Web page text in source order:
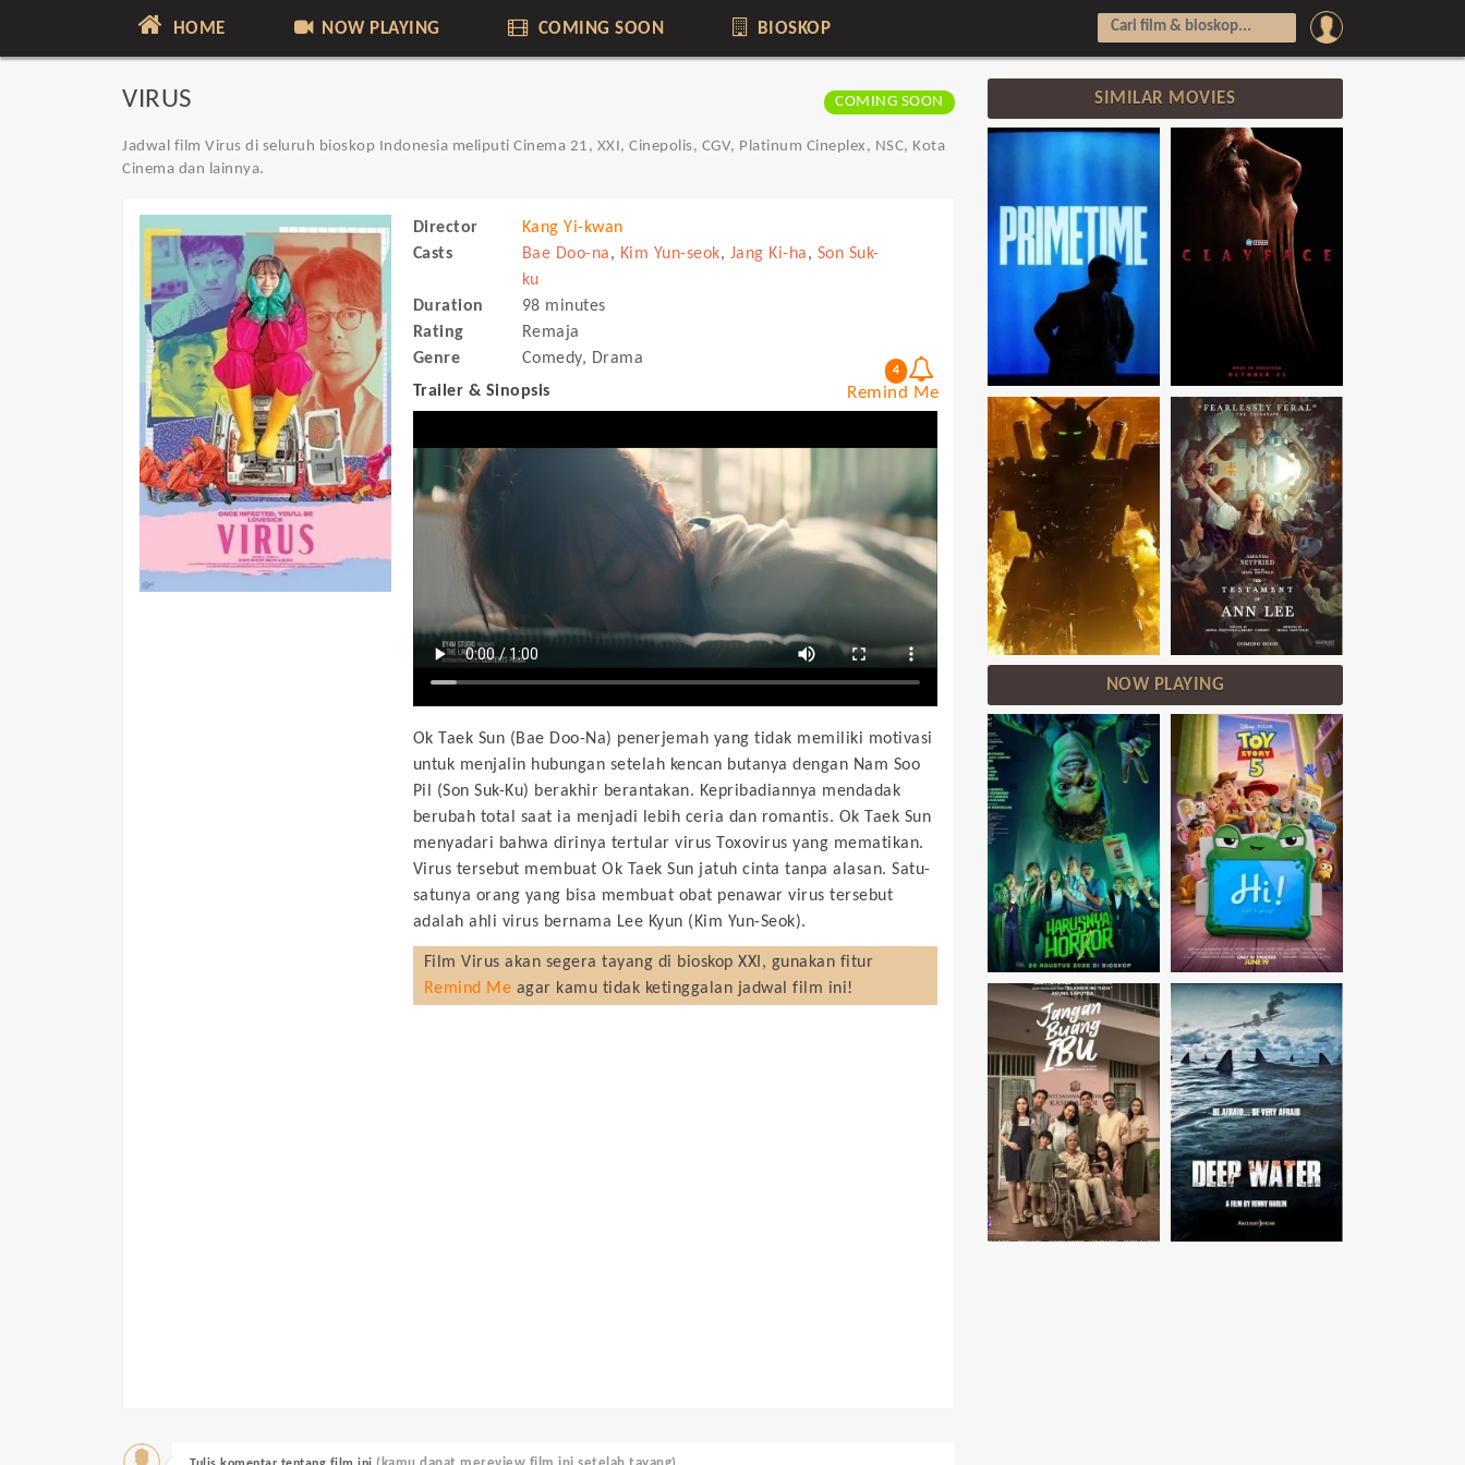
HOME NOW PLAYING COMING SOON BIOSKOP
VIRUS COMING SOON
Jadwal film Virus di seluruh bioskop Indonesia meliputi Cinema 21, XXI, Cinepolis, CGV, Platinum Cineplex, NSC, Kota
Cinema dan lainnya.
Director
Kang Yi-kwan
Casts
Bae Doo-na, Kim Yun-seok, Jang Ki-ha, Son Suk-
ku
Duration
98 minutes
Rating
Remaja
Genre
Comedy, Drama
4
Remind Me
Trailer & Sinopsis
Ok Taek Sun (Bae Doo-Na) penerjemah yang tidak memiliki motivasi
untuk menjalin hubungan setelah kencan butanya dengan Nam Soo
Pil (Son Suk-Ku) berakhir berantakan. Kepribadiannya mendadak
berubah total saat ia menjadi lebih ceria dan romantis. Ok Taek Sun
menyadari bahwa dirinya tertular virus Toxovirus yang mematikan.
Virus tersebut membuat Ok Taek Sun jatuh cinta tanpa alasan. Satu-
satunya orang yang bisa membuat obat penawar virus tersebut
adalah ahli virus bernama Lee Kyun (Kim Yun-Seok).
Film Virus akan segera tayang di bioskop XXI, gunakan fitur
Remind Me agar kamu tidak ketinggalan jadwal film ini!
SIMILAR MOVIES
NOW PLAYING